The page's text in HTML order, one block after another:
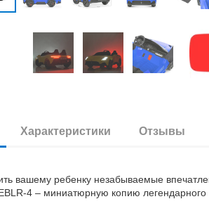
Характеристики Отзывы
вашему ребенку незабываемые
4 – миниатюрную копию